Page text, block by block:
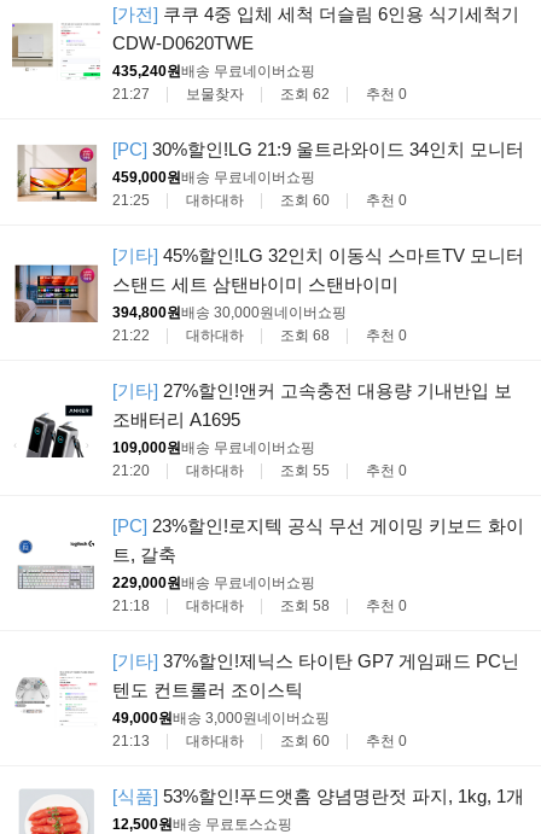
[가전] 쿠쿠 4중 입체 세척 더슬림 6인용 식기세척기
CDW-D0620TWE
435,240원배송 무료네이버쇼핑
21:27
보물찾자 조회 62 추천 0
[PC] 30%할인!LG 21:9 울트라와이드 34인치 모니터
459,000원배송 무료네이버쇼핑
21:25
대하대하 조회 60 추천 0
[기타] 45%할인!LG 32인치 이동식 스마트TV 모니터
스탠드 세트 삼탠바이미 스탠바이미
394,800원배송 30,000원네이버쇼핑
21:22
대하대하 조회 68 추천 0
[기타] 27%할인!앤커 고속충전 대용량 기내반입 보
조배터리 A1695
109,000원배송 무료네이버쇼핑
21:20
대하대하 조회 55 추천 0
[PC] 23%할인!로지텍 공식 무선 게이밍 키보드 화이
트, 갈축
229,000원배송 무료네이버쇼핑
21:18
대하대하 조회 58 추천 0
[기타] 37%할인!제닉스 타이탄 GP7 게임패드 PC닌
텐도 컨트롤러 조이스틱
49,000원배송 3,000원네이버쇼핑
21:13
대하대하 조회 60 추천 0
[식품] 53%할인!푸드앳홈 양념명란젓 파지, 1kg, 1개
12,500원배송 무료 토스쇼핑